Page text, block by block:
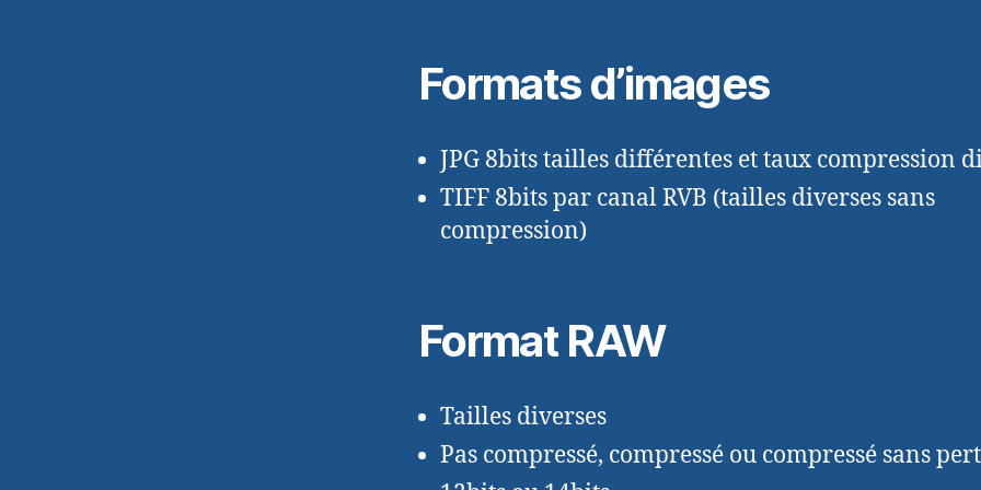
Formats d’images
JPG 8bits tailles différentes et taux compression
TIFF 8bits par canal RVB (tailles diverses sans
compression)
Format RAW
Tailles diverses
Pas compressé, compressé ou compressé sans